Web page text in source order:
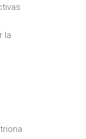
la